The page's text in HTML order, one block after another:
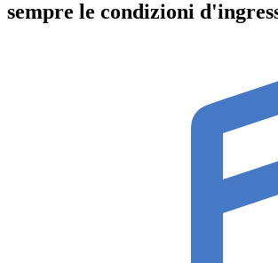
sempre le condizioni